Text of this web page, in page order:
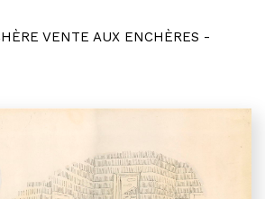
VENTE AUX ENCHÈRES -